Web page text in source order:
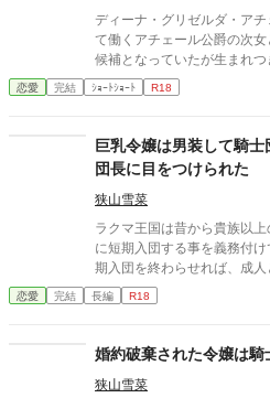
ディーナ・グリゼルダ・ア
て働くアチェール公爵の次
候補となっていたが生まれ
不安となっていた公爵家は
務まるように、王子の第二婚
妃になるんじゃないかと噂
をつけられ、勉強が好きに
館へと運んでいた。その時
アーノと出会って、いつから
らの作品は「小説家になろ
恋愛 完結 ｼｮｰﾄｼｮｰﾄ R18
巨乳令嬢は男装して騎
団長に目をつけられた
狭山雪菜
ラクマ王国は昔から貴族以
に短期入団する事を義務付
期入団を終わらせれば、成
んなことで、我がサハラ男
ハラも騎士団に入団する日が
当主は苦悩の末、苦肉の策を
ハラだった この作品は「小説家になろう」にも掲載しておりま
恋愛 完結 長編 R18
婚約破棄された令嬢は騎
狭山雪菜